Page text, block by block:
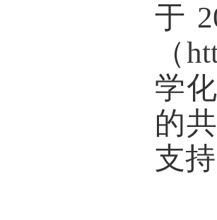
于
（
学
的
支